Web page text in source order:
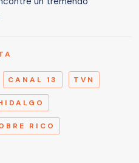
CANAL 13 TVN
RICO